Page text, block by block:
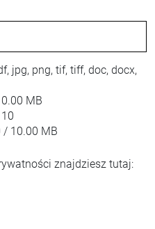
jpg, png, tif, tiff, doc, docx,
MB
/ 10.00 MB
znajdziesz tutaj: